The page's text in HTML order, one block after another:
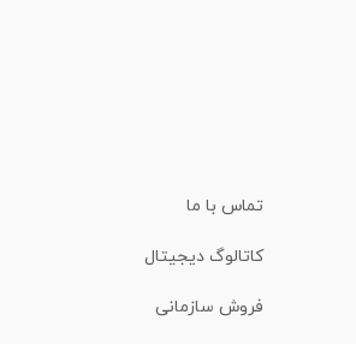
تماس با ما
کاتالوگ دیجیتال
فروش سازمانی